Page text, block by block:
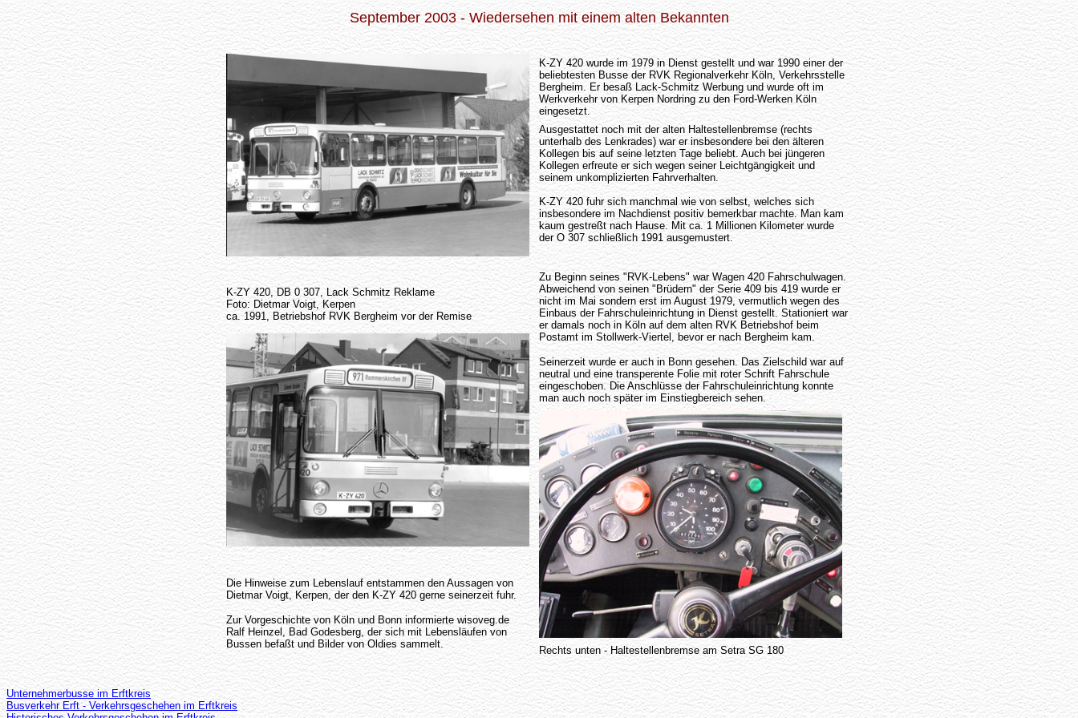
September 2003 - Wiedersehen mit einem alten Bekannten
K-ZY 420 wurde im 1979 in Dienst gestellt und war 1990 einer der
beliebtesten Busse der RVK Regionalverkehr Köln, Verkehrsstelle
Bergheim. Er besaß Lack-Schmitz Werbung und wurde oft im
Werkverkehr von Kerpen Nordring zu den Ford-Werken Köln
eingesetzt.
Ausgestattet noch mit der alten Haltestellenbremse (rechts
unterhalb des Lenkrades) war er insbesondere bei den älteren
Kollegen bis auf seine letzten Tage beliebt. Auch bei jüngeren
Kollegen erfreute er sich wegen seiner Leichtgängigkeit und
seinem unkomplizierten Fahrverhalten.
K-ZY 420 fuhr sich manchmal wie von selbst, welches sich
insbesondere im Nachdienst positiv bemerkbar machte. Man kam
kaum gestreßt nach Hause. Mit ca. 1 Millionen Kilometer wurde
der O 307 schließlich 1991 ausgemustert.
Zu Beginn seines "RVK-Lebens" war Wagen 420 Fahrschulwagen.
Abweichend von seinen "Brüdern" der Serie 409 bis 419 wurde er
nicht im Mai sondern erst im August 1979, vermutlich wegen des
Einbaus der Fahrschuleinrichtung in Dienst gestellt. Stationiert war
er damals noch in Köln auf dem alten RVK Betriebshof beim
Postamt im Stollwerk-Viertel, bevor er nach Bergheim kam.
Seinerzeit wurde er auch in Bonn gesehen. Das Zielschild war auf
neutral und eine transperente Folie mit roter Schrift Fahrschule
eingeschoben. Die Anschlüsse der Fahrschuleinrichtung konnte
man auch noch später im Einstiegbereich sehen.
Rechts unten - Haltestellenbremse am Setra SG 180
K-ZY 420, DB 0 307, Lack Schmitz Reklame
Foto: Dietmar Voigt, Kerpen
ca. 1991, Betriebshof RVK Bergheim vor der Remise
Die Hinweise zum Lebenslauf entstammen den Aussagen von
Dietmar Voigt, Kerpen, der den K-ZY 420 gerne seinerzeit fuhr.
Zur Vorgeschichte von Köln und Bonn informierte wisoveg.de
Ralf Heinzel, Bad Godesberg, der sich mit Lebensläufen von
Bussen befaßt und Bilder von Oldies sammelt.
Unternehmerbusse im Erftkreis
Busverkehr Erft - Verkehrsgeschehen im Erftkreis